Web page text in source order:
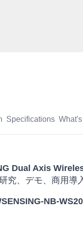
Specifications
Dual Axis
究、デモ、商用導
NB-